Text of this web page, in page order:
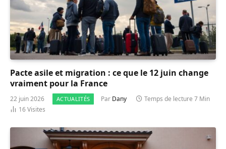
Pacte asile et migration : ce que le 12 juin change
vraiment pour la France
22 juin 2026 ACTUALITÉS Par Dany
Temps de lecture 7 Min
16Visites